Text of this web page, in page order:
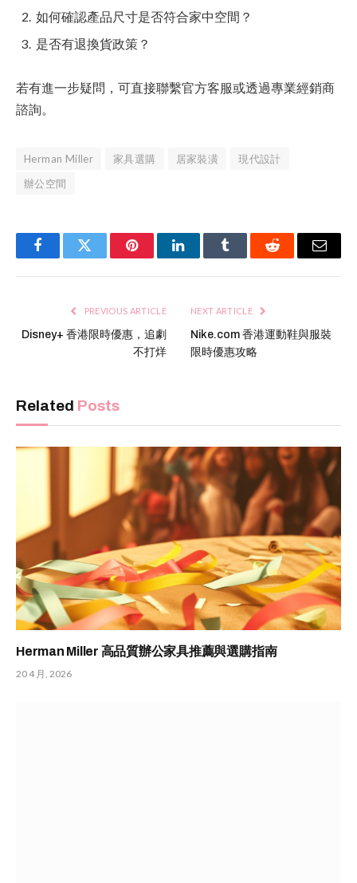
如何確認產品尺寸是否符合家中空間？
是否有退換貨政策？
若有進一步疑問，可直接聯繫官方客服或透過專業經銷商
諮詢。
Herman Miller 家具選購 居家裝潢
現代設計
辦公空間
FacebookTwitter PinterestLinkedInTumblr Reddit Email
PREVIOUS ARTICLE
Disney+ 香港限時優惠，追劇
不打烊
NEXT ARTICLE
Nike.com 香港運動鞋與服裝
限時優惠攻略
Related Posts
Herman Miller 高品質辦公家具推薦與選購指南
20 4 月, 2026